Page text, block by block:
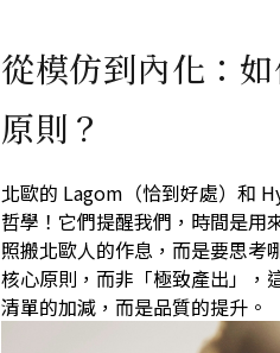
從模仿到內化：
原則？
北歐的 Lagom（恰到好處）和
哲學！它們提醒我們，時間是用
照搬北歐人的作息，而是要思考
核心原則，而非「極致產出」，
清單的加減，而是品質的提升。